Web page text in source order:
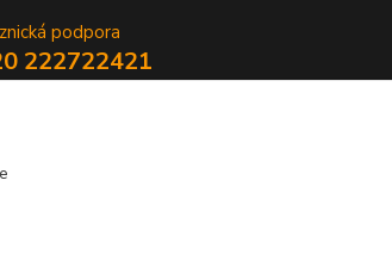
podpora
222722421